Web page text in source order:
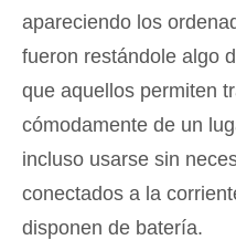
apareciendo los
fueron restándole algo
que aquellos permiten
cómodamente de un
incluso usarse sin
conectados a la
disponen de batería.